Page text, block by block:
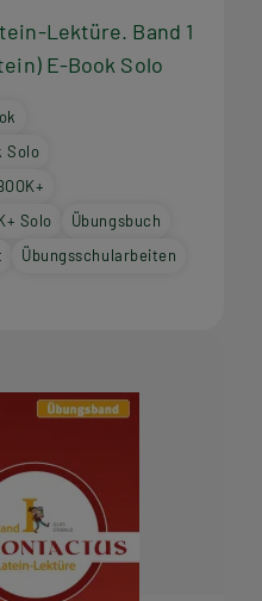
Lektüre. Band 1
E-Book Solo
Solo
Solo
Übungsbuch
Übungsschularbeiten